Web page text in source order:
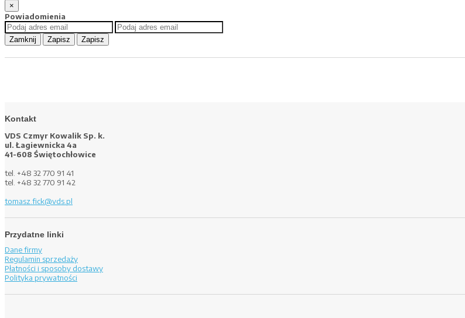
×
Powiadomienia
Zamknij Zapisz Zapisz
Kontakt
VDS Czmyr Kowalik Sp. k.
ul. Łagiewnicka 4a
41-608 Świętochłowice
tel. +48 32 770 91 41
tel. +48 32 770 91 42
tomasz.fick@vds.pl
Przydatne linki
Dane firmy
Regulamin sprzedaży
Płatności i sposoby dostawy
Polityka prywatności